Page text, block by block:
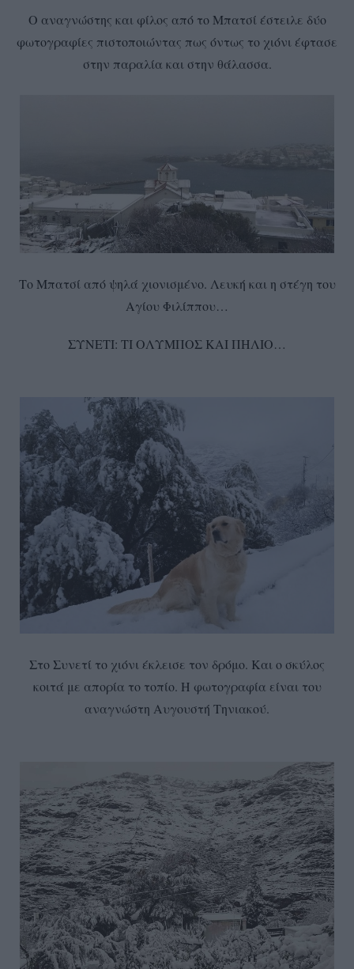
Ο αναγνώστης και φίλος από το Μπατσί έστειλε δύο
φωτογραφίες πιστοποιώντας πως όντως το χιόνι έφτασε
στην παραλία και στην θάλασσα.
Το Μπατσί από ψηλά χιονισμένο. Λευκή και η στέγη του
Αγίου Φιλίππου…
ΣΥΝΕΤΙ: ΤΙ ΟΛΥΜΠΟΣ ΚΑΙ ΠΗΛΙΟ…
Στο Συνετί το χιόνι έκλεισε τον δρόμο. Και ο σκύλος
κοιτά με απορία το τοπίο. Η φωτογραφία είναι του
αναγνώστη Αυγουστή Τηνιακού.